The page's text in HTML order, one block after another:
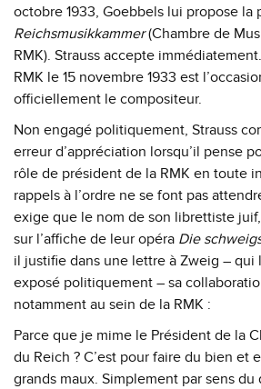
octobre 1933, Goebbels lui propose la
Reichsmusikkammer(Chambre de
RMK). Strauss accepte
RMK le 15 novembre 1933 est
officiellement le compositeur.
Non engagé politiquement, Strauss
erreur d’appréciation lorsqu’il pense
rôle de président de la RMK en toute
rappels à l’ordre ne se font pas
exige que le nom de son librettiste
sur l’affiche de leur opéra Die
il justifie dans une lettre à Zweig – qui
exposé politiquement – sa
notamment au sein de la RMK :
Parce que je mime le Président de la
du Reich ? C’est pour faire du bien et
grands maux. Simplement par sens